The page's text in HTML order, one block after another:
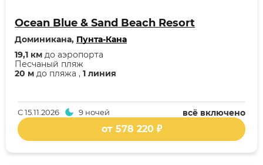
Ocean Blue & Sand Beach Resort
Доминикана, Пунта-Кана
20 м до пляжа , 1 линия
Песчаный пляж
19,1 км до аэропорта
всё включено
С15.11.2026 9 ночей
от 578 220 ₽